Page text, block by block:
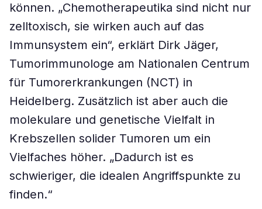
können. „Chemotherapeutika sind nicht nur
zelltoxisch, sie wirken auch auf das
Immunsystem ein“, erklärt Dirk Jäger,
Tumorimmunologe am Nationalen Centrum
für Tumorerkrankungen (NCT) in
Heidelberg. Zusätzlich ist aber auch die
molekulare und genetische Vielfalt in
Krebszellen solider Tumoren um ein
Vielfaches höher. „Dadurch ist es
schwieriger, die idealen Angriffspunkte zu
finden.“